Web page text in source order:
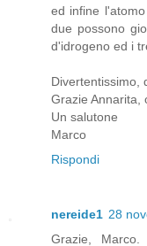
ed infine
due possono
d'idrogeno ed i
Divertentissimo,
Grazie Annarita,
Un salutone
Marco
Rispondi
nereide1 28
Grazie,